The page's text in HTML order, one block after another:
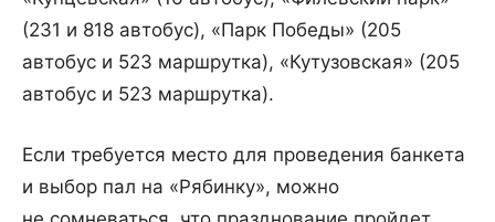
(231 и 818 автобус), «Парк Победы» (205
автобус и 523 маршрутка), «Кутузовская» (205
автобус и 523 маршрутка).
Если требуется место для проведения банкета
и выбор пал на «Рябинку», можно